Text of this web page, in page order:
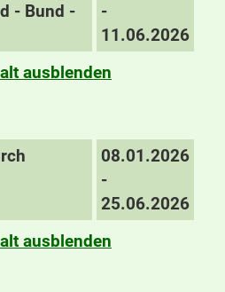
- Bund -
-
11.06.2026
ausblenden
08.01.2026
-
25.06.2026
ausblenden